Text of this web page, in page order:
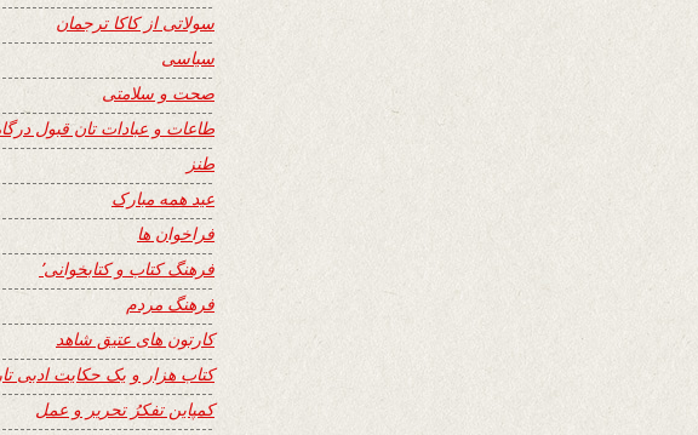
سولاتی از کاکا ترجمان
سیاسی
صحت و سلامتی
طاعات و عبادات تان قبول
طنز
عید همه مبارک
فراخوان ها
فرهنگ کتاب و کتابخوانی٬
فرهنگ مردم
کارتون های عتیق شاهد
کتاب هزار و یک حکایت ادبی
کمپاین تفکرُ تحریر و عمل